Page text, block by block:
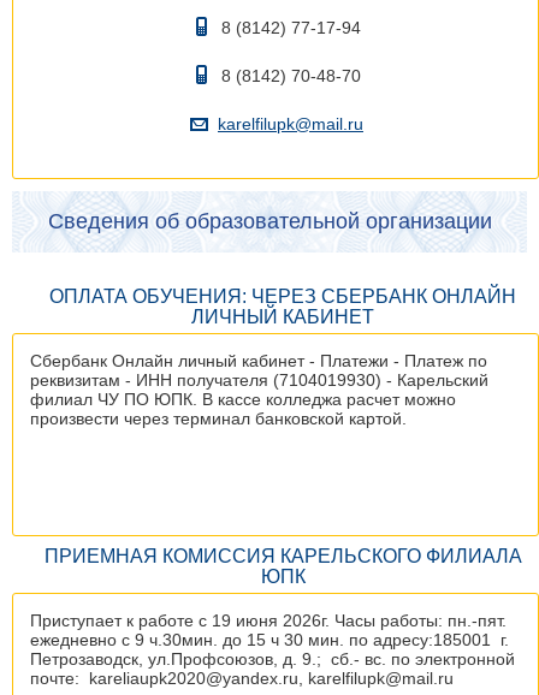
8 (8142) 77-17-94
8 (8142) 70-48-70
karelfilupk@mail.ru
Сведения об образовательной организации
ОПЛАТА ОБУЧЕНИЯ: ЧЕРЕЗ СБЕРБАНК ОНЛАЙН
ЛИЧНЫЙ КАБИНЕТ
Сбербанк Онлайн личный кабинет - Платежи - Платеж по
реквизитам - ИНН получателя (7104019930) - Карельский
филиал ЧУ ПО ЮПК. В кассе колледжа расчет можно
произвести через терминал банковской картой.
ПРИЕМНАЯ КОМИССИЯ КАРЕЛЬСКОГО ФИЛИАЛА
ЮПК
Приступает к работе с 19 июня 2026г. Часы работы: пн.-пят.
ежедневно с 9 ч.30мин. до 15 ч 30 мин. по адресу:185001 г.
Петрозаводск, ул.Профсоюзов, д. 9.; сб.- вс. по электронной
почте: kareliaupk2020@yandex.ru, karelfilupk@mail.ru